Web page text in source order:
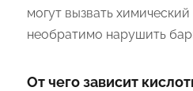
могут вызвать
необратимо нарушить
От чего зависит